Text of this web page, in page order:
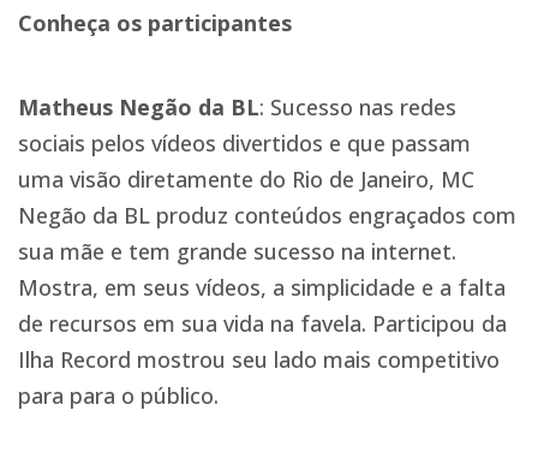
Conheça os participantes
Matheus Negão da BL: Sucesso nas redes
sociais pelos vídeos divertidos e que passam
uma visão diretamente do Rio de Janeiro, MC
Negão da BL produz conteúdos engraçados com
sua mãe e tem grande sucesso na internet.
Mostra, em seus vídeos, a simplicidade e a falta
de recursos em sua vida na favela. Participou da
Ilha Record mostrou seu lado mais competitivo
para para o público.